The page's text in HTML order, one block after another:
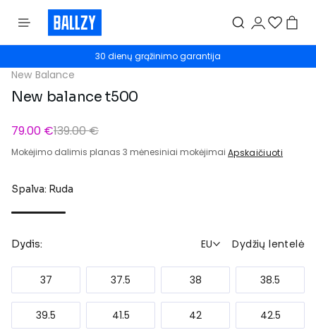
30 dienų grąžinimo garantija
New Balance
New balance t500
79.00 €139.00 €
Mokėjimo dalimis planas 3 mėnesiniai mokėjimai Apskaičiuoti
Spalva: Ruda
Dydis: EU Dydžių lentelė
37 37.5 38 38.5
39.5 41.5 42 42.5